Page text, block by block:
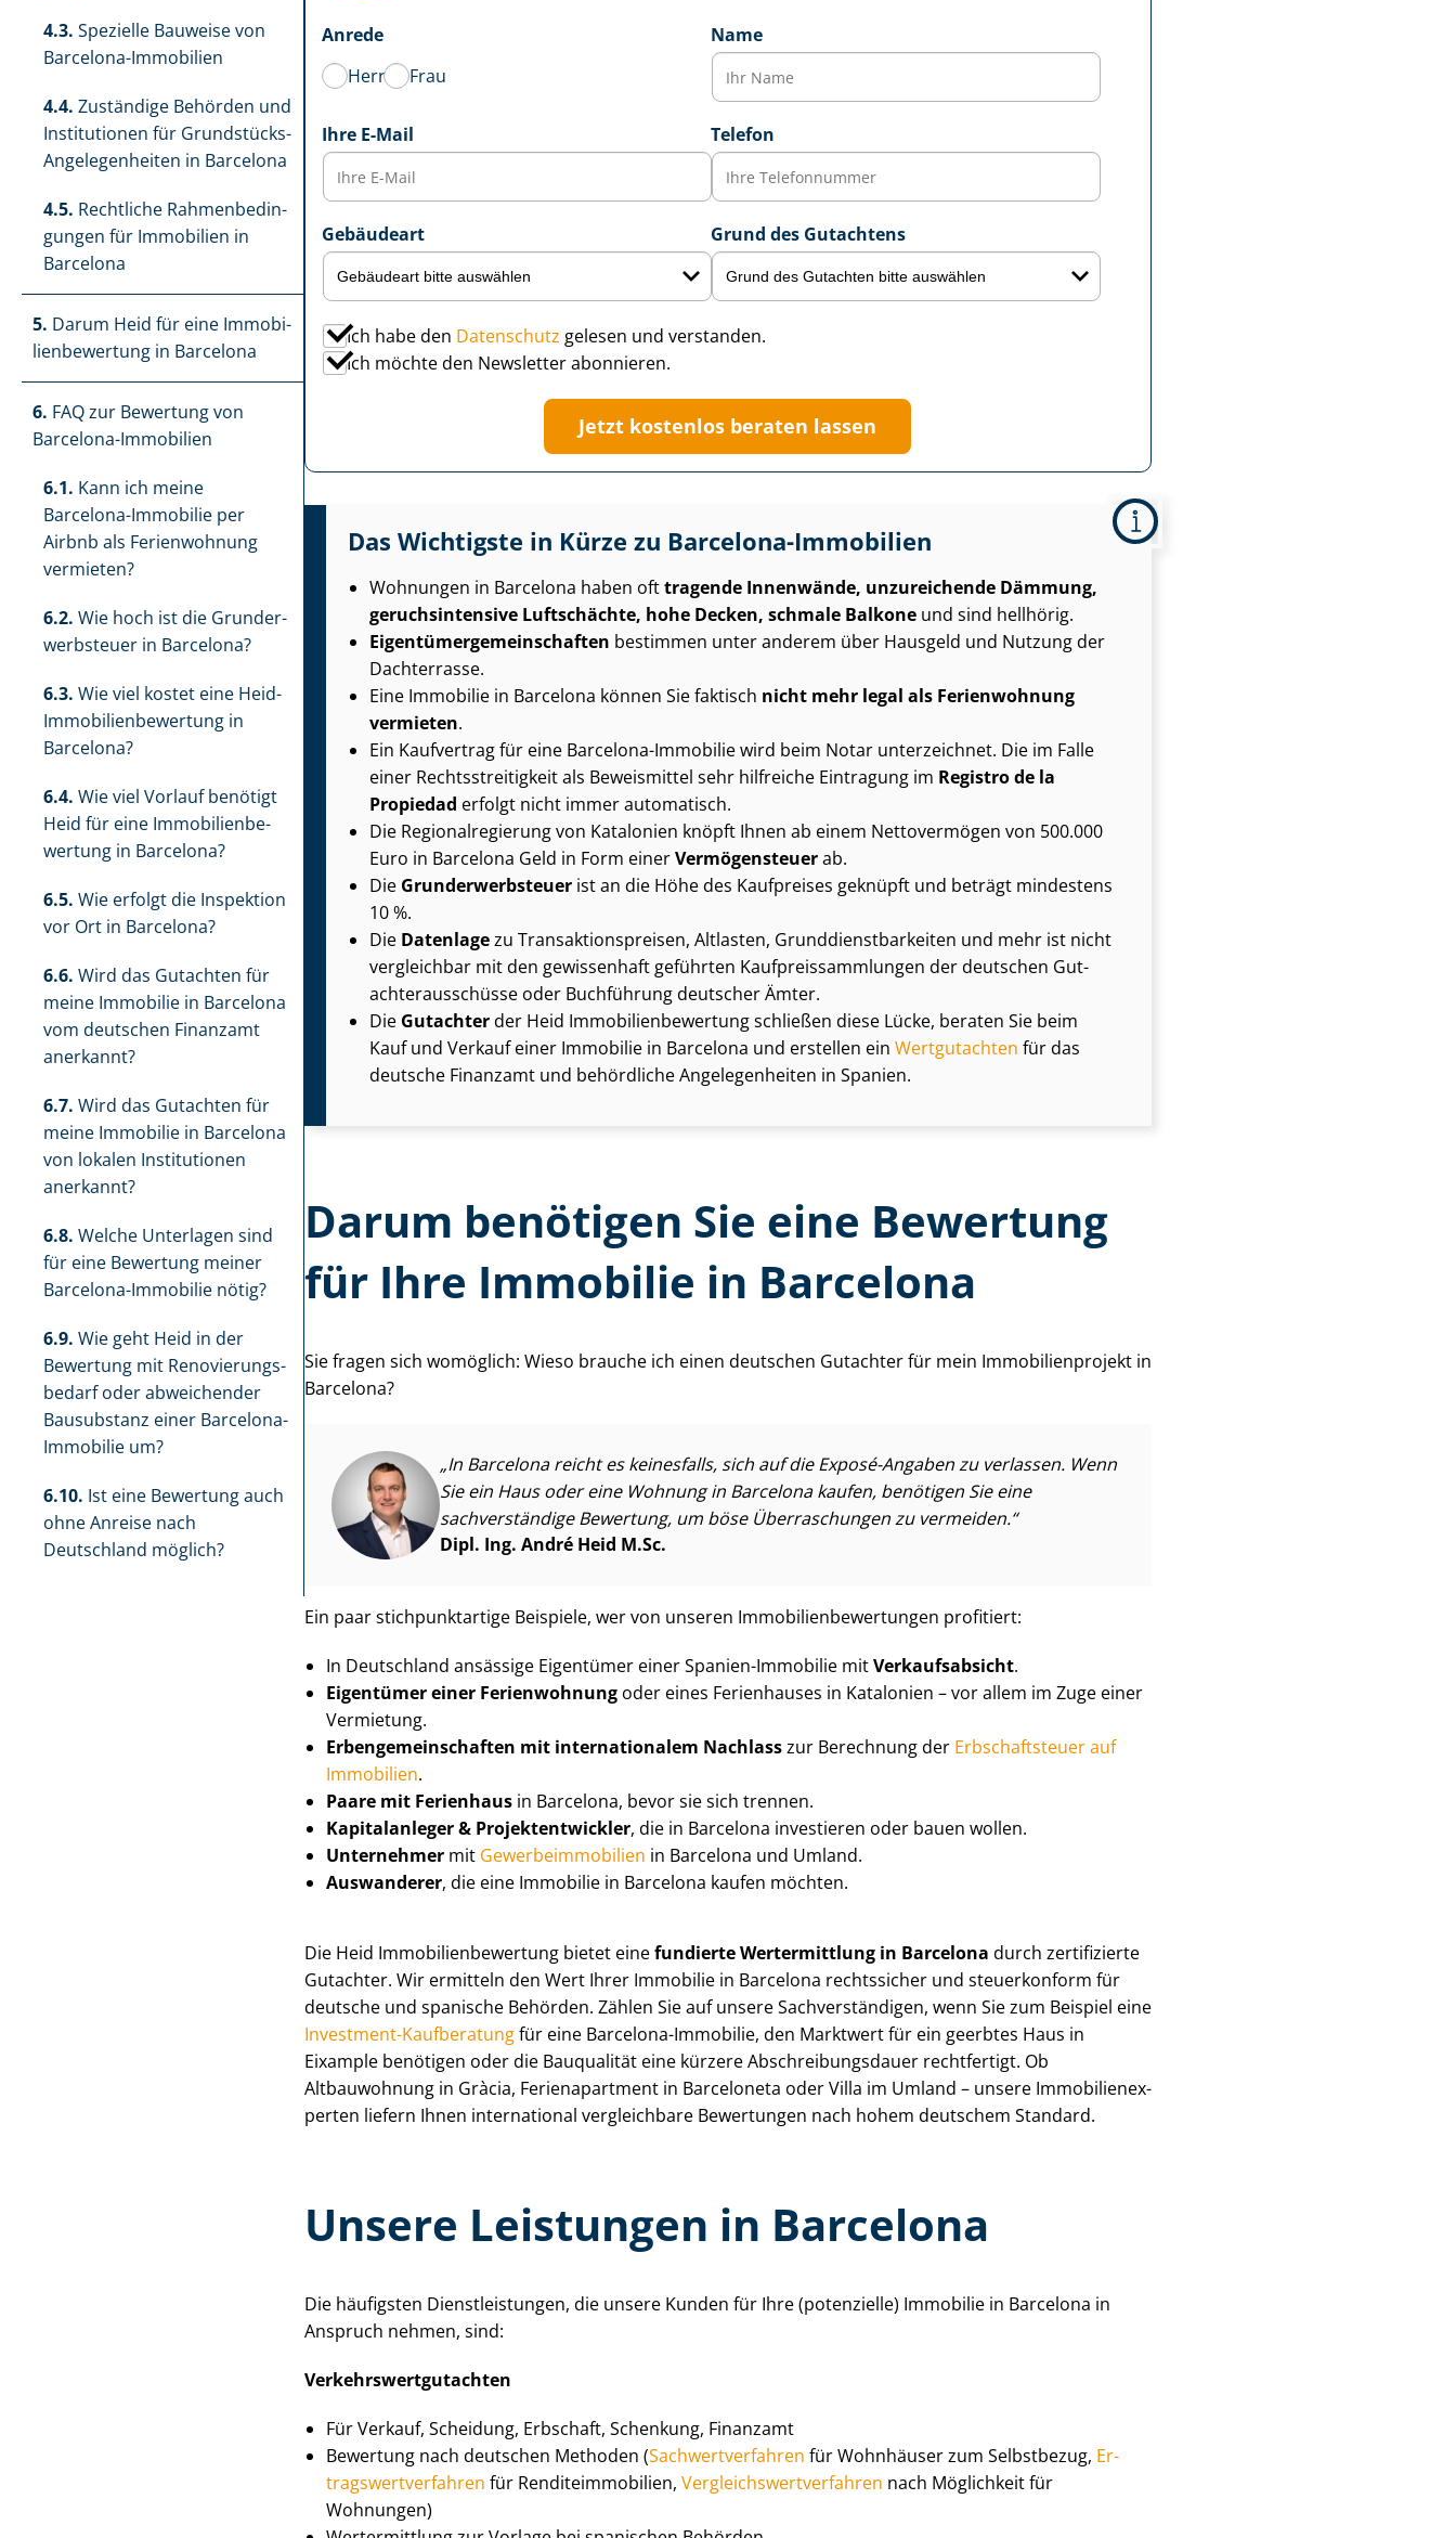
4.3. Spezielle Bauweise von
Barcelona-Immobilien
4.4. Zuständige Behörden und
Institutionen für Grundstücks-
Angelegenheiten in Barcelona
4.5. Rechtliche Rah­men­be­din­
gun­gen für Immobilien in
Barcelona
5. Darum Heid für eine Im­mo­bi­
li­en­be­wer­tung in Barcelona
6. FAQ zur Bewertung von
Barcelona-Immobilien
6.1. Kann ich meine
Barcelona-Immobilie per
Airbnb als Ferienwohnung
vermieten?
6.2. Wie hoch ist die Grund­er­
werb­steu­er in Barcelona?
6.3. Wie viel kostet eine Heid-
Im­mo­bi­li­en­be­wer­tung in
Barcelona?
6.4. Wie viel Vorlauf benötigt
Heid für eine Im­mo­bi­li­en­be­
wer­tung in Barcelona?
6.5. Wie erfolgt die Inspektion
vor Ort in Barcelona?
6.6. Wird das Gutachten für
meine Immobilie in Barcelona
vom deutschen Finanzamt
anerkannt?
6.7. Wird das Gutachten für
meine Immobilie in Barcelona
von lokalen Institutionen
anerkannt?
6.8. Welche Unterlagen sind
für eine Bewertung meiner
Barcelona-Immobilie nötig?
6.9. Wie geht Heid in der
Bewertung mit Re­no­vie­rungs­
be­darf oder abweichender
Bausubstanz einer Barcelona-
Immobilie um?
6.10. Ist eine Bewertung auch
ohne Anreise nach
Deutschland möglich?
Anrede
Herr
Frau
Name
Ihre E-Mail Telefon
Gebäudeart Grund des Gutachtens
Ich habe den Datenschutz gelesen und verstanden.
Ich möchte den Newsletter abonnieren.
Jetzt kostenlos beraten lassen
Das Wichtigste in Kürze zu Barcelona-Immobilien
Wohnungen in Barcelona haben ofttragende Innenwände, unzureichende Dämmung,
ge­ruchs­in­ten­si­ve Luftschächte, hohe Decken, schmale Balkoneund sind hellhörig.
Ei­gen­tü­mer­ge­mein­schaf­ten bestimmen unter anderem über Hausgeld und Nutzung der
Dachterrasse.
Eine Immobilie in Barcelona können Sie faktisch nicht mehr legal als Ferienwohnung
vermieten.
Ein Kaufvertrag für eine Barcelona-Immobilie wird beim Notar unterzeichnet. Die im Falle
einer Rechts­strei­tig­keit als Beweismittel sehr hilfreiche Eintragung im Registro de la
Propiedad erfolgt nicht immer automatisch.
Die Re­gio­nal­re­gie­rung von Katalonien knöpft Ihnen ab einem Nettovermögen von 500.000
Euro in Barcelona Geld in Form einerVermögensteuerab.
Die Grund­er­werb­steu­erist an die Höhe des Kaufpreises geknüpft und beträgt mindestens
10 %.
Die Datenlagezu Trans­ak­ti­ons­prei­sen, Altlasten, Grund­dienst­bar­kei­ten und mehr ist nicht
vergleichbar mit den gewissenhaft geführten Kauf­preis­samm­lun­gen der deutschen Gut­
ach­ter­aus­schüs­se oder Buchführung deutscher Ämter.
Die Gutachterder Heid Im­mo­bi­li­en­be­wer­tung schließen diese Lücke, beraten Sie beim
Kauf und Verkauf einer Immobilie in Barcelona und erstellen ein Wertgutachten für das
deutsche Finanzamt und behördliche Angelegenheiten in Spanien.
Darum benötigen Sie eine Bewertung
für Ihre Immobilie in Barcelona
Sie fragen sich womöglich: Wieso brauche ich einen deutschen Gutachter für mein Im­mo­bi­li­en­pro­jekt in
Barcelona?
In Barcelona reicht es keinesfalls, sich auf die Exposé-Angaben zu verlassen. Wenn
Sie ein Haus oder eine Wohnung in Barcelona kaufen, benötigen Sie eine
sachverständige Bewertung, um böse Überraschungen zu vermeiden.
Dipl. Ing. André Heid M.Sc.
Ein paar stich­punkt­ar­ti­ge Beispiele, wer von unseren Im­mo­bi­li­en­be­wer­tun­gen profitiert:
In Deutschland ansässige Eigentümer einer Spanien-Immobilie mitVerkaufsabsicht.
Eigentümer einer Ferienwohnungoder eines Ferienhauses in Katalonien – vor allem im Zuge einer
Vermietung.
Er­ben­ge­mein­schaf­ten mit internationalem Nachlasszur Berechnung der Erbschaftsteuer auf
Immobilien.
Paare mit Ferienhausin Barcelona, bevor sie sich trennen.
Kapitalanleger & Pro­jekt­ent­wick­ler, die in Barcelona investieren oder bauen wollen.
Unternehmermit Ge­wer­be­im­mo­bi­li­en in Barcelona und Umland.
Auswanderer, die eine Immobilie in Barcelona kaufen möchten.
Die Heid Im­mo­bi­li­en­be­wer­tung bietet einefundierte Wertermittlung in Barcelona durch zertifizierte
Gutachter. Wir ermitteln den Wert Ihrer Immobilie in Barcelona rechtssicher und steuerkonform für
deutsche und spanische Behörden. Zählen Sie auf unsere Sach­ver­stän­di­gen, wenn Sie zum Beispiel eine
Investment-Kaufberatungfür eine Barcelona-Immobilie, den Marktwert für ein geerbtes Haus in
Eixample benötigen oder die Bauqualität eine kürzere Ab­schrei­bungs­dau­er rechtfertigt. Ob
Altbauwohnung in Gràcia, Ferienapartment in Barceloneta oder Villa im Umland – unsere Im­mo­bi­li­en­ex­
per­ten liefern Ihnen international vergleichbare Bewertungen nach hohem deutschem Standard.
Unsere Leistungen in Barcelona
Die häufigsten Dienst­leis­tun­gen, die unsere Kunden für Ihre (potenzielle) Immobilie in Barcelona in
Anspruch nehmen, sind:
Ver­kehrs­wert­gut­ach­ten
Für Verkauf, Scheidung, Erbschaft, Schenkung, Finanzamt
Bewertung nach deutschen Methoden (Sach­wert­ver­fah­ren für Wohnhäuser zum Selbstbezug, Er­
trags­wert­ver­fah­ren für Ren­di­teim­mo­bi­li­en, Ver­gleichs­wert­ver­fah­ren nach Möglichkeit für
Wohnungen)